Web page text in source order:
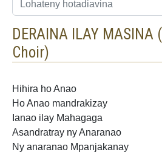
DERAINA ILAY MASINA (
Choir)
Hihira ho Anao
Ho Anao mandrakizay
Ianao ilay Mahagaga
Asandratray ny Anaranao
Ny anaranao Mpanjakanay